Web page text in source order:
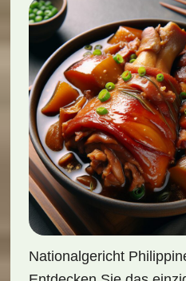
Nationalgericht